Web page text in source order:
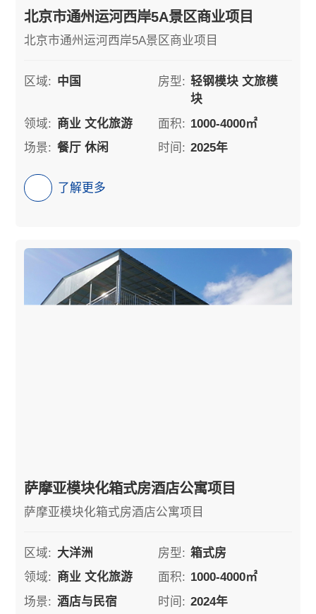
北京市通州运河西岸5A景区商业项目
北京市通州运河西岸5A景区商业项目
区域: 中国 房型: 轻钢模块 文旅模
块
领域: 商业 文化旅游 面积: 1000-4000㎡
场景: 餐厅 休闲 时间: 2025年
了解更多
萨摩亚模块化箱式房酒店公寓项目
萨摩亚模块化箱式房酒店公寓项目
区域: 大洋洲 房型: 箱式房
领域: 商业 文化旅游 面积: 1000-4000㎡
场景: 酒店与民宿 时间: 2024年